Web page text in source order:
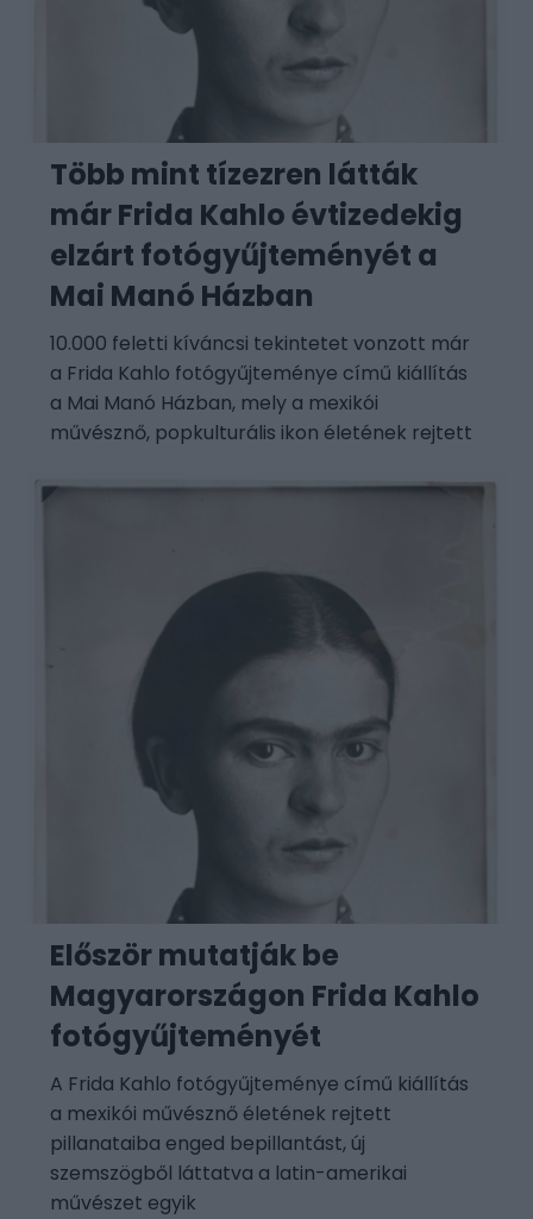
Több mint tízezren látták
már Frida Kahlo évtizedekig
elzárt fotógyűjteményét a
Mai Manó Házban
10.000 feletti kíváncsi tekintetet vonzott már
a Frida Kahlo fotógyűjteménye című kiállítás
a Mai Manó Házban, mely a mexikói
művésznő, popkulturális ikon életének rejtett
Először mutatják be
Magyarországon Frida Kahlo
fotógyűjteményét
A Frida Kahlo fotógyűjteménye című kiállítás
a mexikói művésznő életének rejtett
pillanataiba enged bepillantást, új
szemszögből láttatva a latin-amerikai
művészet egyik